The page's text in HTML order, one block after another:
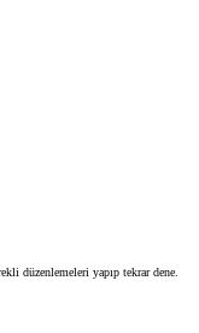
düzenlemeleri yapıp tekrar dene.